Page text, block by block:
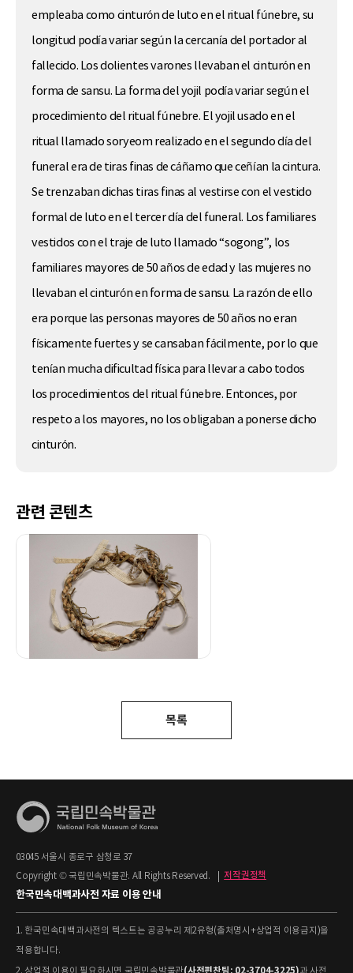
empleaba como cinturón de luto en el ritual fúnebre, su
longitud podía variar según la cercanía del portador al
fallecido. Los dolientes varones llevaban el cinturón en
forma de sansu. La forma del yojil podía variar según el
procedimiento del ritual fúnebre. El yojil usado en el
ritual llamado soryeom realizado en el segundo día del
funeral era de tiras finas de cáñamo que ceñían la cintura.
Se trenzaban dichas tiras finas al vestirse con el vestido
formal de luto en el tercer día del funeral. Los familiares
vestidos con el traje de luto llamado “sogong”, los
familiares mayores de 50 años de edad y las mujeres no
llevaban el cinturón en forma de sansu. La razón de ello
era porque las personas mayores de 50 años no eran
físicamente fuertes y se cansaban fácilmente, por lo que
tenían mucha dificultad física para llevar a cabo todos
los procedimientos del ritual fúnebre. Entonces, por
respeto a los mayores, no los obligaban a ponerse dicho
cinturón.
관련 콘텐츠
목록
03045 서울시 종로구 삼청로 37
Copyright © 국립민속박물관. All Rights Reserved.
저작권정책
한국민속대백과사전 자료 이용 안내
1. 한국민속대백과사전의 텍스트는 공공누리 제2유형(출처명시+상업적 이용금지)을
적용합니다.
2. 상업적 이용이 필요하시면 국립민속박물관(사전편찬팀: 02-3704-3225)과 사전